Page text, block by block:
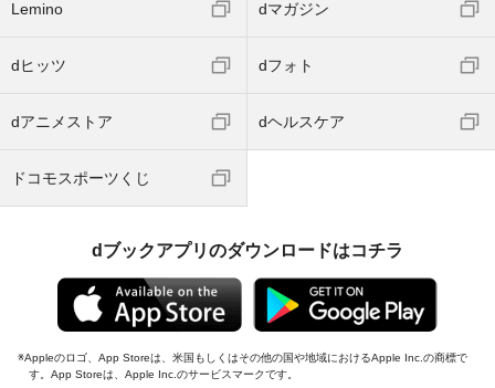
Lemino dマガジン
dヒッツ dフォト
dアニメストア dヘルスケア
ドコモスポーツくじ
dブックアプリのダウンロードはコチラ
Appleのロゴ、App Storeは、米国もしくはその他の国や地域におけるApple Inc.の商標で
す。App Storeは、Apple Inc.のサービスマークです。